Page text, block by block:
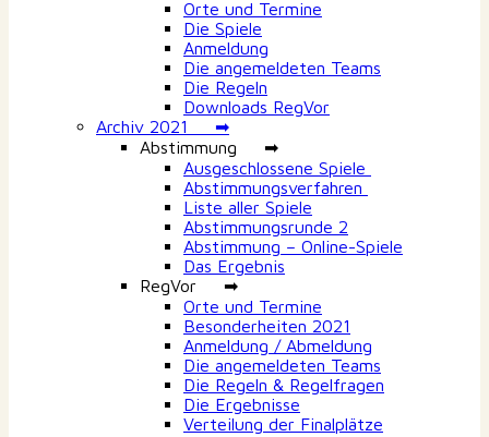
Orte und Termine
Die Spiele
Anmeldung
Die angemeldeten Teams
Die Regeln
Downloads RegVor
Archiv 2021 ➡
Abstimmung ➡
Ausgeschlossene Spiele
Abstimmungsverfahren
Liste aller Spiele
Abstimmungsrunde 2
Abstimmung – Online-Spiele
Das Ergebnis
RegVor ➡
Orte und Termine
Besonderheiten 2021
Anmeldung / Abmeldung
Die angemeldeten Teams
Die Regeln & Regelfragen
Die Ergebnisse
Verteilung der Finalplätze